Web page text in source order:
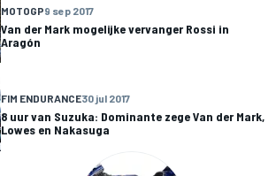
MOTOGP9 sep 2017
Van der Mark mogelijke vervanger Rossi in
Aragón
FIM ENDURANCE30 jul 2017
8 uur van Suzuka: Dominante zege Van der Mark,
Lowes en Nakasuga